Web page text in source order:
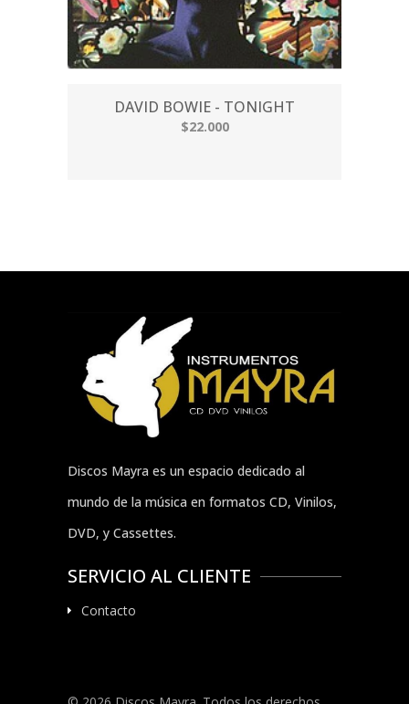
DAVID BOWIE - TONIGHT
$22.000
Discos Mayra es un espacio dedicado al
mundo de la música en formatos CD, Vinilos,
DVD, y Cassettes.
SERVICIO AL CLIENTE
Contacto